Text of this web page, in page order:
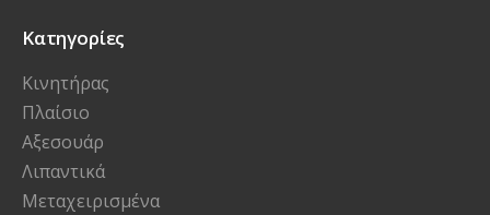
Κατηγορίες
Κινητήρας
Πλαίσιο
Αξεσουάρ
Λιπαντικά
Μεταχειρισμένα